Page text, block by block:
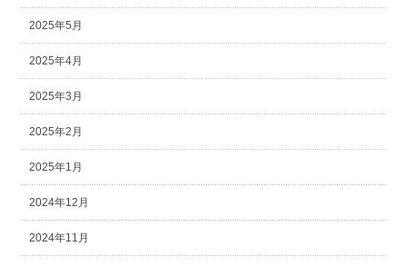
2025年5月
2025年4月
2025年3月
2025年2月
2025年1月
2024年12月
2024年11月